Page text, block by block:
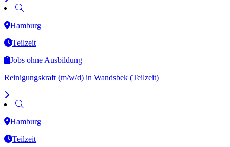
Hamburg
Teilzeit
Jobs ohne Ausbildung
Reinigungskraft (m/w/d) in Wandsbek (Teilzeit)
Hamburg
Teilzeit